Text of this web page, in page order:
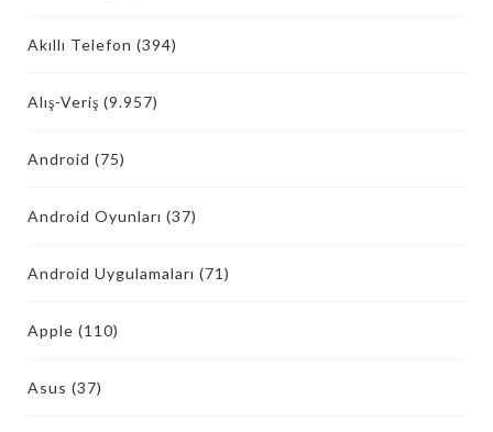
Akıllı Telefon (394)
Alış-Veriş (9.957)
Android (75)
Android Oyunları (37)
Android Uygulamaları (71)
Apple (110)
Asus (37)